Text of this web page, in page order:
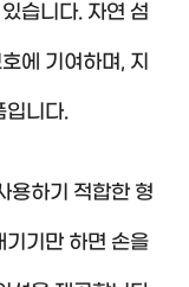
습니다. 자연 섬
에 기여하며, 지
입니다.
용하기 적합한 형
기기만 하면 손을